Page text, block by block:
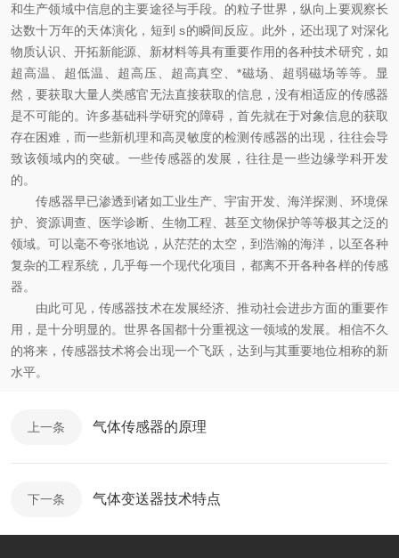
和生产领域中信息的主要途径与手段。的粒子世界，纵向上要观察长
达数十万年的天体演化，短到 s的瞬间反应。此外，还出现了对深化
物质认识、开拓新能源、新材料等具有重要作用的各种技术研究，如
超高温、超低温、超高压、超高真空、*磁场、超弱磁场等等。显
然，要获取大量人类感官无法直接获取的信息，没有相适应的传感器
是不可能的。许多基础科学研究的障碍，首先就在于对象信息的获取
存在困难，而一些新机理和高灵敏度的检测传感器的出现，往往会导
致该领域内的突破。一些传感器的发展，往往是一些边缘学科开发
的。
传感器早已渗透到诸如工业生产、宇宙开发、海洋探测、环境保
护、资源调查、医学诊断、生物工程、甚至文物保护等等极其之泛的
领域。可以毫不夸张地说，从茫茫的太空，到浩瀚的海洋，以至各种
复杂的工程系统，几乎每一个现代化项目，都离不开各种各样的传感
器。
由此可见，传感器技术在发展经济、推动社会进步方面的重要作
用，是十分明显的。世界各国都十分重视这一领域的发展。相信不久
的将来，传感器技术将会出现一个飞跃，达到与其重要地位相称的新
水平。
上一条 气体传感器的原理
下一条 气体变送器技术特点